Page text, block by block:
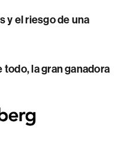
y el riesgo de una
la gran ganadora